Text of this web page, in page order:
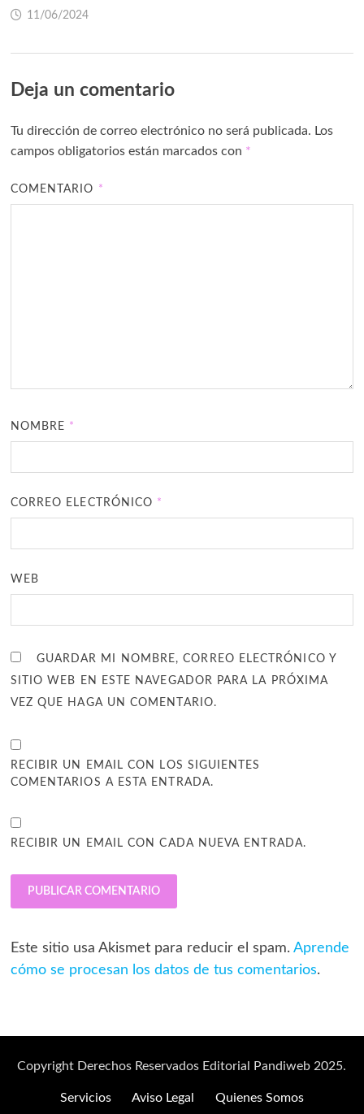
11/06/2024
Deja un comentario
Tu dirección de correo electrónico no será publicada. Los
campos obligatorios están marcados con *
COMENTARIO *
NOMBRE *
CORREO ELECTRÓNICO *
WEB
GUARDAR MI NOMBRE, CORREO ELECTRÓNICO Y
SITIO WEB EN ESTE NAVEGADOR PARA LA PRÓXIMA
VEZ QUE HAGA UN COMENTARIO.
RECIBIR UN EMAIL CON LOS SIGUIENTES
COMENTARIOS A ESTA ENTRADA.
RECIBIR UN EMAIL CON CADA NUEVA ENTRADA.
Este sitio usa Akismet para reducir el spam. Aprende
cómo se procesan los datos de tus comentarios.
Copyright Derechos Reservados Editorial Pandiweb 2025.
Servicios Aviso Legal Quienes Somos